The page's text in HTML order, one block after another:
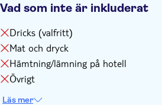
Vad som inte är inkluderat
Dricks (valfritt)
Mat och dryck
Hämtning/lämning på hotell
Övrigt
Läs mer